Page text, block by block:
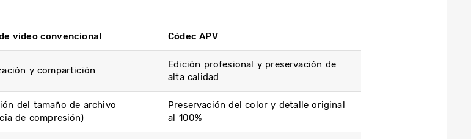
video convencional Códec APV
y compartición
Edición profesional y preservación de
alta calidad
del tamaño de archivo
de compresión)
Preservación del color y detalle original
al 100%